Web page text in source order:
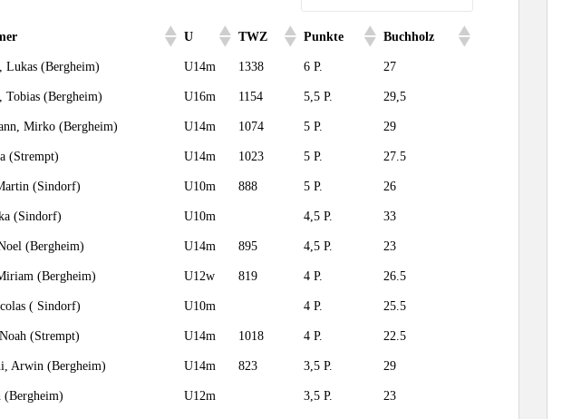
U TWZ Punkte Buchholz
Lukas (Bergheim) U14m 1338 6 P. 27
Tobias (Bergheim) U16m 1154 5,5 P. 29,5
Mirko (Bergheim) U14m 1074 5 P. 29
(Strempt) U14m 1023 5 P. 27.5
(Sindorf) U10m 888 5 P. 26
(Sindorf) U10m 4,5 P. 33
(Bergheim) U14m 895 4,5 P. 23
(Bergheim) U12w 819 4 P. 26.5
( Sindorf) U10m 4 P. 25.5
(Strempt) U14m 1018 4 P. 22.5
Arwin (Bergheim) U14m 823 3,5 P. 29
(Bergheim) U12m 3,5 P. 23